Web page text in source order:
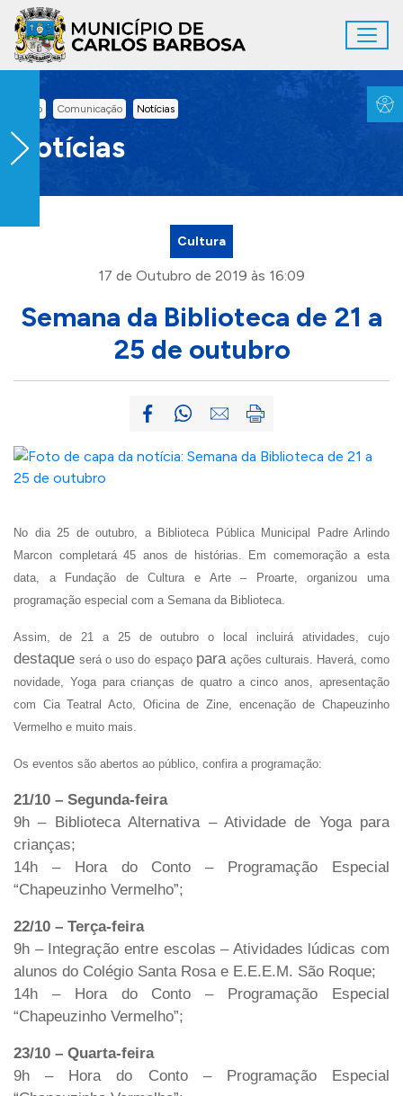
Ir para conteúdo principal
Inicio Comunicação Notícias
Notícias
Cultura
17 de Outubro de 2019 às 16:09
Semana da Biblioteca de 21 a
25 de outubro
No dia 25 de outubro, a Biblioteca Pública Municipal Padre Arlindo
Marcon completará 45 anos de histórias. Em comemoração a esta
data, a Fundação de Cultura e Arte – Proarte, organizou uma
programação especial com a Semana da Biblioteca.
Assim, de 21 a 25 de outubro o local incluirá atividades, cujo
destaqueserá o uso do espaço para ações culturais. Haverá, como
novidade, Yoga para crianças de quatro a cinco anos, apresentação
com Cia Teatral Acto, Oficina de Zine, encenação de Chapeuzinho
Vermelho e muito mais.
Os eventos são abertos ao público, confira a programação:
21/10 – Segunda-feira
9h – Biblioteca Alternativa – Atividade de Yoga para
crianças;
14h – Hora do Conto – Programação Especial
“Chapeuzinho Vermelho”;
22/10 – Terça-feira
9h – Integração entre escolas – Atividades lúdicas com
alunos do Colégio Santa Rosa e E.E.E.M. São Roque;
14h – Hora do Conto – Programação Especial
“Chapeuzinho Vermelho”;
23/10 – Quarta-feira
9h – Hora do Conto – Programação Especial